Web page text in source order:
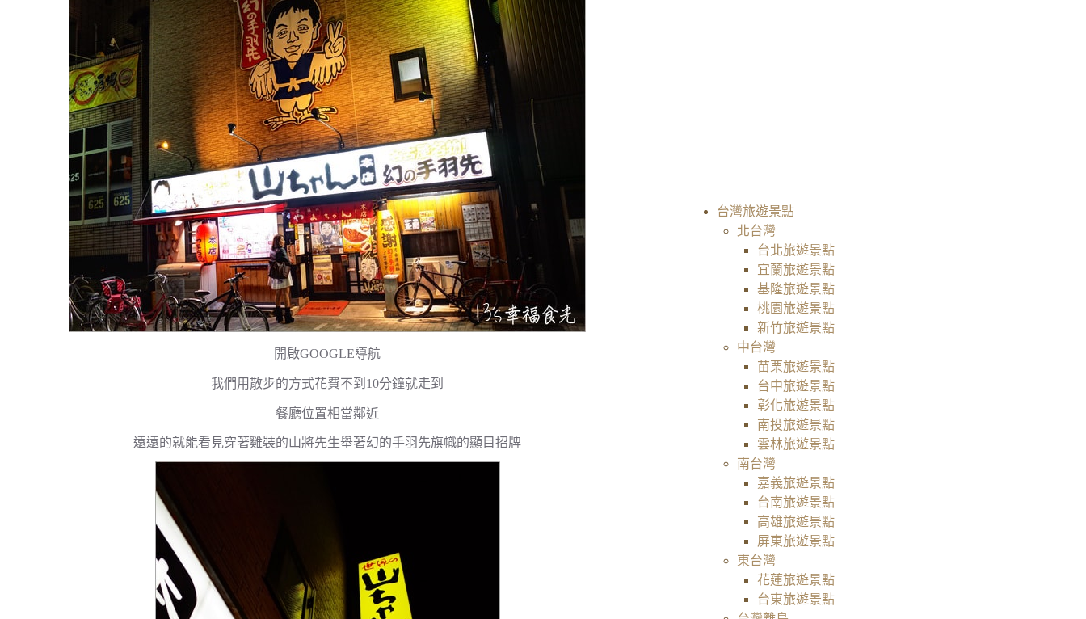
開啟GOOGLE導航
我們用散步的方式花費不到10分鐘就走到
餐廳位置相當鄰近
遠遠的就能看見穿著雞裝的山將先生舉著幻的手羽先旗幟的顯目招牌
台灣旅遊景點
北台灣
台北旅遊景點
宜蘭旅遊景點
基隆旅遊景點
桃園旅遊景點
新竹旅遊景點
中台灣
苗栗旅遊景點
台中旅遊景點
彰化旅遊景點
南投旅遊景點
雲林旅遊景點
南台灣
嘉義旅遊景點
台南旅遊景點
高雄旅遊景點
屏東旅遊景點
東台灣
花蓮旅遊景點
台東旅遊景點